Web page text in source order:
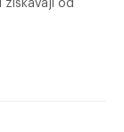
získávají od